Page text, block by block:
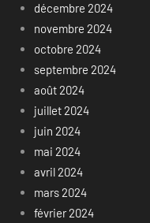
décembre 2024
novembre 2024
octobre 2024
septembre 2024
août 2024
juillet 2024
juin 2024
mai 2024
avril 2024
mars 2024
février 2024